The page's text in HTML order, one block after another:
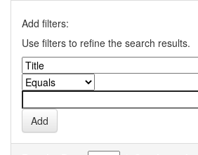
Add filters:
Use filters to refine the search results.